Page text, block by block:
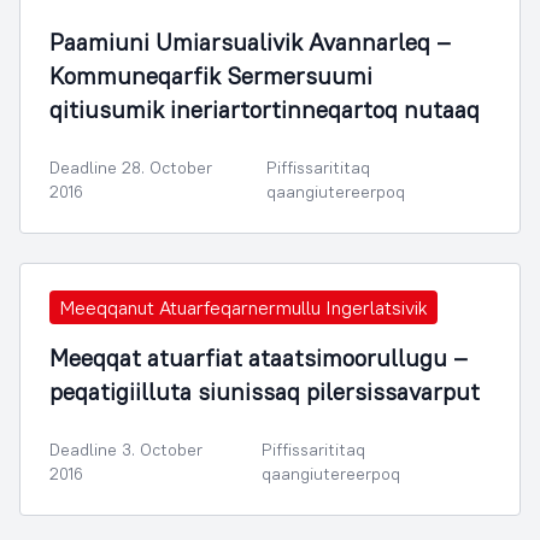
Paamiuni Umiarsualivik Avannarleq –
Kommuneqarfik Sermersuumi
qitiusumik ineriartortinneqartoq nutaaq
Deadline 28. October
2016
Piffissarititaq
qaangiutereerpoq
Meeqqanut Atuarfeqarnermullu Ingerlatsivik
Meeqqat atuarfiat ataatsimoorullugu –
peqatigiilluta siunissaq pilersissavarput
Deadline 3. October
2016
Piffissarititaq
qaangiutereerpoq